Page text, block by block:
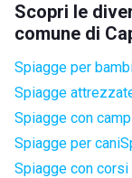
Scopri le
comune di
Spiagge per
Spiagge
Spiagge con
Spiagge per cani
Spiagge con